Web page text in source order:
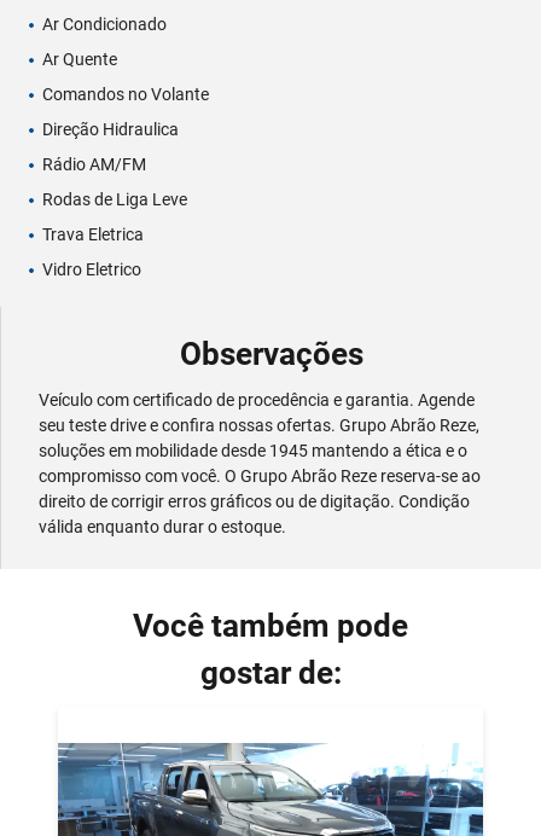
Ar Condicionado
Ar Quente
Comandos no Volante
Direção Hidraulica
Rádio AM/FM
Rodas de Liga Leve
Trava Eletrica
Vidro Eletrico
Observações
Veículo com certificado de procedência e garantia. Agende
seu teste drive e confira nossas ofertas. Grupo Abrão Reze,
soluções em mobilidade desde 1945 mantendo a ética e o
compromisso com você. O Grupo Abrão Reze reserva-se ao
direito de corrigir erros gráficos ou de digitação. Condição
válida enquanto durar o estoque.
Você também pode
gostar de: